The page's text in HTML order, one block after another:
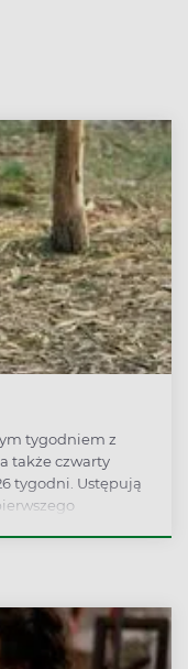
tygodniem z
także czwarty
tygodni. Ustępują